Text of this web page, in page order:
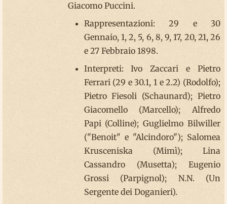
Giacomo Puccini.
Rappresentazioni: 29 e 30
Gennaio, 1, 2, 5, 6, 8, 9, 17, 20, 21, 26
e 27 Febbraio 1898.
Interpreti: Ivo Zaccari e Pietro
Ferrari (29 e 30.1, 1 e 2.2) (Rodolfo);
Pietro Fiesoli (Schaunard); Pietro
Giacomello (Marcello); Alfredo
Papi (Colline); Guglielmo Bilwiller
("Benoit" e "Alcindoro"); Salomea
Krusceniska (Mimì); Lina
Cassandro (Musetta); Eugenio
Grossi (Parpignol); N.N. (Un
Sergente dei Doganieri).